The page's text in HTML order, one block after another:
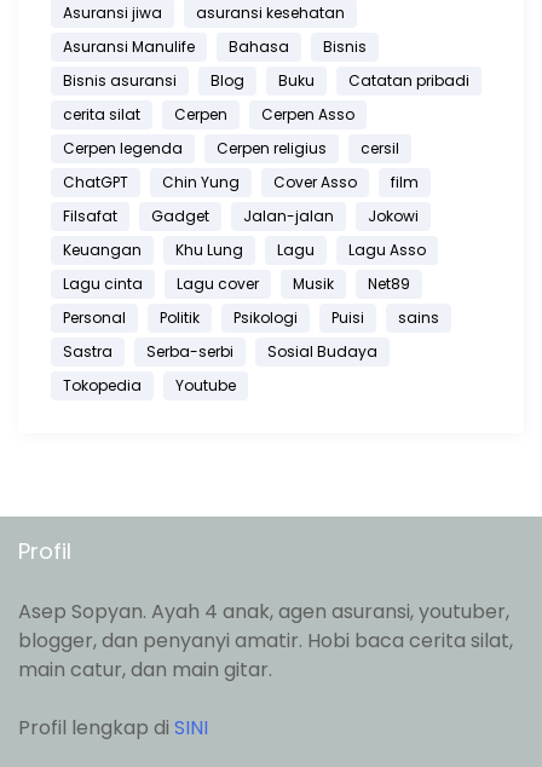
Asuransi jiwa
asuransi kesehatan
Asuransi Manulife
Bahasa
Bisnis
Bisnis asuransi
Blog Buku
Catatan pribadi
cerita silat
Cerpen
Cerpen Asso
Cerpen legenda
Cerpen religius
cersil
ChatGPT
Chin Yung Cover Asso
film
Filsafat
Gadget Jalan-jalan
Jokowi
Keuangan
Khu Lung Lagu
Lagu Asso
Lagu cinta
Lagu cover Musik
Net89
Personal
Politik Psikologi Puisi
sains
Sastra
Serba-serbi
Sosial Budaya
Tokopedia
Youtube
Profil
Asep Sopyan. Ayah 4 anak, agen asuransi, youtuber,
blogger, dan penyanyi amatir. Hobi baca cerita silat,
main catur, dan main gitar.
Profil lengkap di SINI